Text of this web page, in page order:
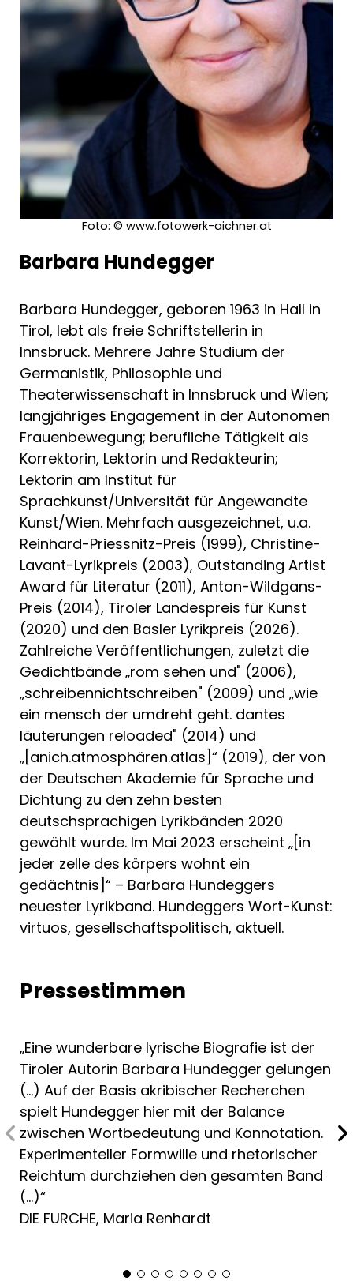
sollten uns Zeit nehmen für sie."
Die Furche, Anton Thuswaldner
Foto: © www.fotowerk-aichner.at
Barbara Hundegger
Barbara Hundegger, geboren 1963 in Hall in
Tirol, lebt als freie Schriftstellerin in
Innsbruck. Mehrere Jahre Studium der
Germanistik, Philosophie und
Theaterwissenschaft in Innsbruck und Wien;
langjähriges Engagement in der Autonomen
Frauenbewegung; berufliche Tätigkeit als
Korrektorin, Lektorin und Redakteurin;
Lektorin am Institut für
Sprachkunst/Universität für Angewandte
Kunst/Wien. Mehrfach ausgezeichnet, u.a.
Reinhard-Priessnitz-Preis (1999), Christine-
Lavant-Lyrikpreis (2003), Outstanding Artist
Award für Literatur (2011), Anton-Wildgans-
Preis (2014), Tiroler Landespreis für Kunst
(2020) und den Basler Lyrikpreis (2026).
Zahlreiche Veröffentlichungen, zuletzt die
Gedichtbände „rom sehen und" (2006),
„schreibennichtschreiben" (2009) und „wie
ein mensch der umdreht geht. dantes
läuterungen reloaded" (2014) und
„[anich.atmosphären.atlas]“ (2019), der von
der Deutschen Akademie für Sprache und
Dichtung zu den zehn besten
deutschsprachigen Lyrikbänden 2020
gewählt wurde. Im Mai 2023 erscheint „[in
jeder zelle des körpers wohnt ein
gedächtnis]“ – Barbara Hundeggers
neuester Lyrikband. Hundeggers Wort-Kunst:
virtuos, gesellschaftspolitisch, aktuell.
Pressestimmen
„Eine wunderbare lyrische Biografie ist der
Tiroler Autorin Barbara Hundegger gelungen
(…) Auf der Basis akribischer Recherchen
spielt Hundegger hier mit der Balance
zwischen Wortbedeutung und Konnotation.
Experimenteller Formwille und rhetorischer
Reichtum durchziehen den gesamten Band
(…)“
DIE FURCHE, Maria Renhardt